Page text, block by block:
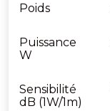
Poids
Puissance
W
Sensibilité
dB (1W/1m)